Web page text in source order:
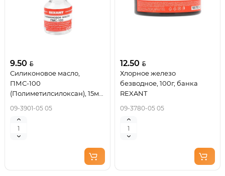
9.50
Силиконовое масло,
ПМС-100
(Полиметилсилоксан), 15мл,
09-3901-05 05
12.50
Хлорное железо
безводное, 100г, банка
REXANT
09-3780-05 05